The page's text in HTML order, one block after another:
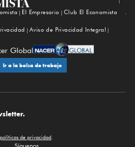
Subir
El Empresario
Club El Economista
Aviso de Privacidad Integral
Global
Ir a la bolsa de trabajo
políticas de privacidad.